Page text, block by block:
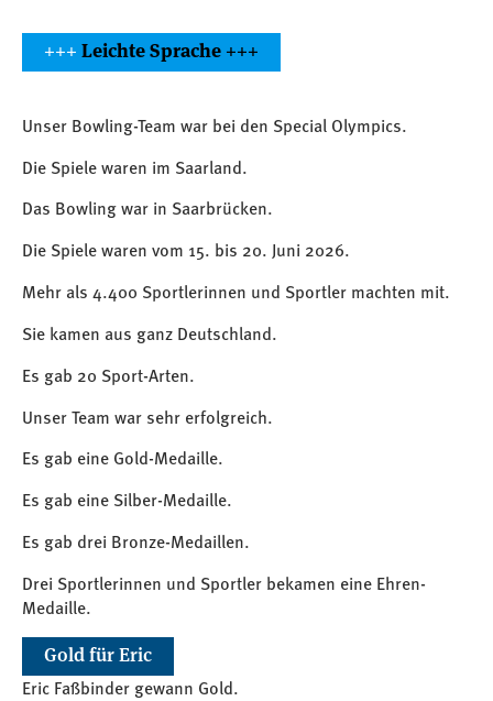
+++ Leichte Sprache +++
Unser Bowling-Team war bei den Special Olympics.
Die Spiele waren im Saarland.
Das Bowling war in Saarbrücken.
Die Spiele waren vom 15. bis 20. Juni 2026.
Mehr als 4.400 Sportlerinnen und Sportler machten mit.
Sie kamen aus ganz Deutschland.
Es gab 20 Sport-Arten.
Unser Team war sehr erfolgreich.
Es gab eine Gold-Medaille.
Es gab eine Silber-Medaille.
Es gab drei Bronze-Medaillen.
Drei Sportlerinnen und Sportler bekamen eine Ehren-
Medaille.
Gold für Eric
Eric Faßbinder gewann Gold.